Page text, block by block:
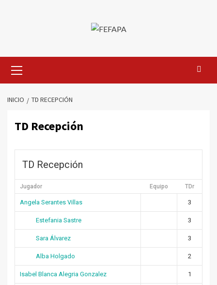
primario
INICIO TD RECEPCIÓN
TD Recepción
TD Recepción
Jugador Equipo TDr
Angela Serantes Villas 3
Estefania Sastre 3
Sara Álvarez 3
Alba Holgado 2
Isabel Blanca Alegria Gonzalez 1